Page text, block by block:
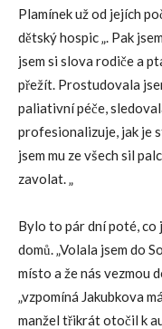
Plamínek už od jejích
dětský hospic „. Pak
jsem si slova rodiče a
přežít. Prostudovala
paliativní péče,
profesionalizuje, jak je
jsem mu ze všech sil
zavolat. „
Bylo to pár dní poté, co
domů. „Volala jsem do
místo a že nás vezmou
„vzpomíná Jakubkova
manžel třikrát otočil k